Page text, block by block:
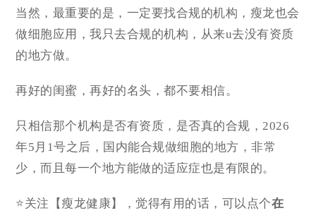
当然，最重要的是，一定要找合规的机构，瘦龙也会
做细胞应用，我只去合规的机构，从来u去没有资质
的地方做。
再好的闺蜜，再好的名头，都不要相信。
只相信那个机构是否有资质，是否真的合规，2026
年5月1号之后，国内能合规做细胞的地方，非常
少，而且每一个地方能做的适应症也是有限的。
⭐关注【瘦龙健康】，觉得有用的话，可以点个在